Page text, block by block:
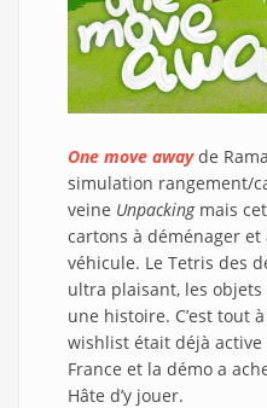
One move awayde
simulation rangement/
veine Unpackingmais
cartons à déménager
véhicule. Le Tetris des
ultra plaisant, les
une histoire. C’est tout
wishlist était déjà
France et la démo a
Hâte d’y jouer.